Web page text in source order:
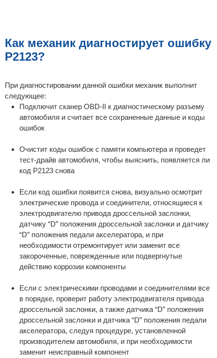
Как механик диагностирует ошибку
P2123?
При диагностировании данной ошибки механик выполнит
следующее:
Подключит сканер OBD-II к диагностическому разъему
автомобиля и считает все сохраненные данные и коды
ошибок
Очистит коды ошибок с памяти компьютера и проведет
тест-драйв автомобиля, чтобы выяснить, появляется ли
код P2123 снова
Если код ошибки появится снова, визуально осмотрит
электрические провода и соединители, относящиеся к
электродвигателю привода дроссельной заслонки,
датчику “D” положения дроссельной заслонки и датчику
“D” положения педали акселератора, и при
необходимости отремонтирует или заменит все
закороченные, поврежденные или подвергнутые
действию коррозии компоненты
Если с электрическими проводами и соединителями все
в порядке, проверит работу электродвигателя привода
дроссельной заслонки, а также датчика “D” положения
дроссельной заслонки и датчика “D” положения педали
акселератора, следуя процедуре, установленной
производителем автомобиля, и при необходимости
заменит неисправный компонент